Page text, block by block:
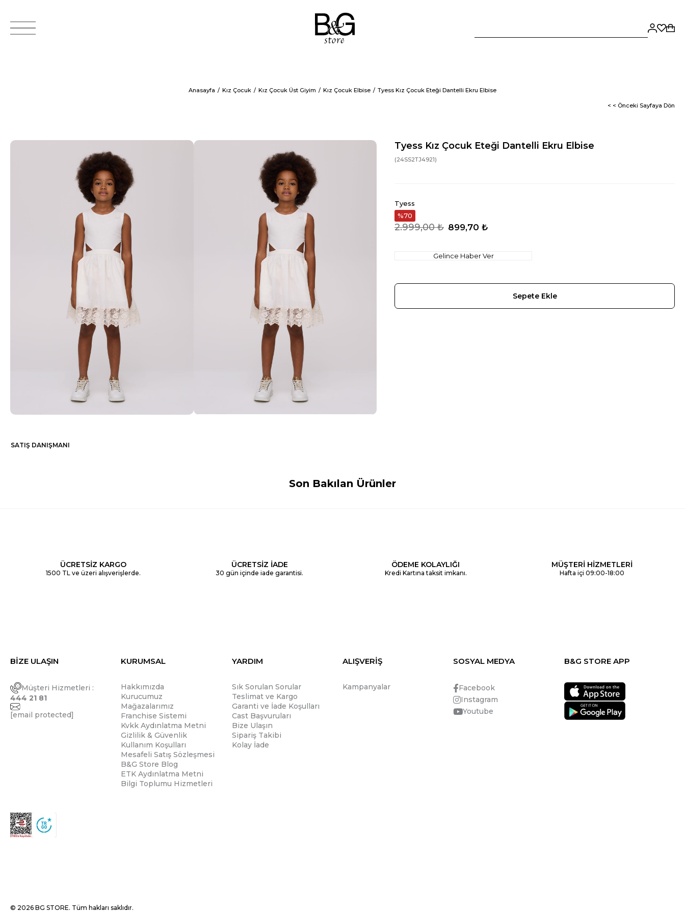
Anasayfa Kız Çocuk Kız Çocuk Üst Giyim Kız Çocuk Elbise Tyess Kız Çocuk Eteği Dantelli Ekru Elbise
< < Önceki Sayfaya Dön
Tyess Kız Çocuk Eteği Dantelli Ekru Elbise
(24SS2TJ4921)
Tyess
70
2.999,00 ₺ 899,70 ₺
Gelince Haber Ver
SATIŞ DANIŞMANI
Son Bakılan Ürünler
ÜCRETSİZ KARGO
1500 TL ve üzeri alışverişlerde.
ÜCRETSİZ İADE
30 gün içinde iade garantisi.
ÖDEME KOLAYLIĞI
Kredi Kartına taksit imkanı.
MÜŞTERİ HİZMETLERİ
Hafta içi 09:00-18:00
BİZE ULAŞIN
Müşteri Hizmetleri :
444 21 81
[email protected]
KURUMSAL
Hakkımızda
Kurucumuz
Mağazalarımız
Franchise Sistemi
Kvkk Aydınlatma Metni
Gizlilik & Güvenlik
Kullanım Koşulları
Mesafeli Satış Sözleşmesi
B&G Store Blog
ETK Aydınlatma Metni
Bilgi Toplumu Hizmetleri
YARDIM
Sık Sorulan Sorular
Teslimat ve Kargo
Garanti ve İade Koşulları
Cast Başvuruları
Bize Ulaşın
Sipariş Takibi
Kolay İade
ALIŞVERİŞ
Kampanyalar
SOSYAL MEDYA
Facebook
Instagram
Youtube
B&G STORE APP
© 2026 BG STORE. Tüm hakları saklıdır.